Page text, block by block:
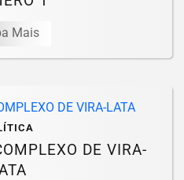
Mais
DE VIRA-